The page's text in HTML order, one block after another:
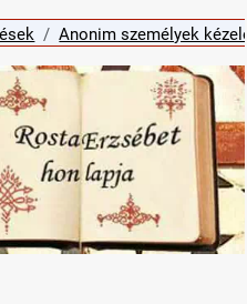
Anonim személyek